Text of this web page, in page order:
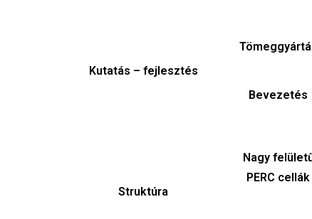
Kutatás – fejlesztés
Bevezetés
Struktúra
Nagy
PERC cellák